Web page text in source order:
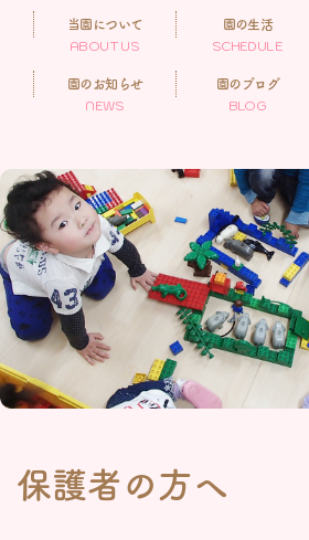
当園について
ABOUT US
園の生活
SCHEDULE
園のお知らせ
NEWS
園のブログ
BLOG
保護者の方へ